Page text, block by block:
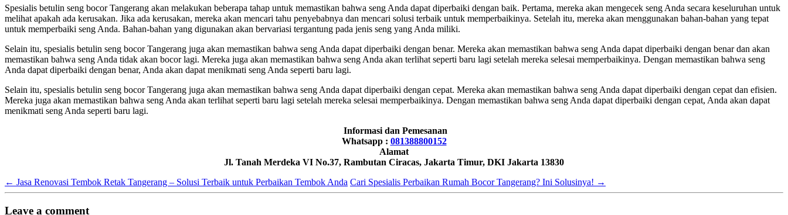
Spesialis betulin seng bocor Tangerang akan melakukan beberapa tahap untuk memastikan bahwa seng Anda dapat diperbaiki dengan baik. Pertama, mereka akan mengecek seng Anda secara keseluruhan untuk
melihat apakah ada kerusakan. Jika ada kerusakan, mereka akan mencari tahu penyebabnya dan mencari solusi terbaik untuk memperbaikinya. Setelah itu, mereka akan menggunakan bahan-bahan yang tepat
untuk memperbaiki seng Anda. Bahan-bahan yang digunakan akan bervariasi tergantung pada jenis seng yang Anda miliki.
Selain itu, spesialis betulin seng bocor Tangerang juga akan memastikan bahwa seng Anda dapat diperbaiki dengan benar. Mereka akan memastikan bahwa seng Anda dapat diperbaiki dengan benar dan akan
memastikan bahwa seng Anda tidak akan bocor lagi. Mereka juga akan memastikan bahwa seng Anda akan terlihat seperti baru lagi setelah mereka selesai memperbaikinya. Dengan memastikan bahwa seng
Anda dapat diperbaiki dengan benar, Anda akan dapat menikmati seng Anda seperti baru lagi.
Selain itu, spesialis betulin seng bocor Tangerang juga akan memastikan bahwa seng Anda dapat diperbaiki dengan cepat. Mereka akan memastikan bahwa seng Anda dapat diperbaiki dengan cepat dan efisien.
Mereka juga akan memastikan bahwa seng Anda akan terlihat seperti baru lagi setelah mereka selesai memperbaikinya. Dengan memastikan bahwa seng Anda dapat diperbaiki dengan cepat, Anda akan dapat
menikmati seng Anda seperti baru lagi.
Informasi dan Pemesanan
Whatsapp : 081388800152
Alamat
Jl. Tanah Merdeka VI No.37, Rambutan Ciracas, Jakarta Timur, DKI Jakarta 13830
← Jasa Renovasi Tembok Retak Tangerang – Solusi Terbaik untuk Perbaikan Tembok Anda Cari Spesialis Perbaikan Rumah Bocor Tangerang? Ini Solusinya! →
Leave a comment